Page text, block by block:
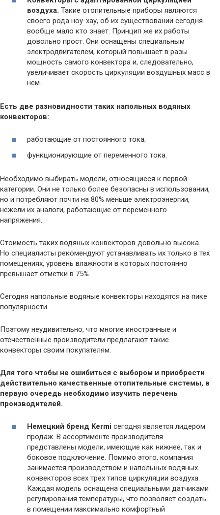
воздуха. Такие отопительные приборы являются
своего рода ноу-хау, об их существовании сегодня
вообще мало кто знает. Принцип же их работы
довольно прост. Они оснащены специальным
электродвигателем, который повышает в разы
мощность самого конвектора и, следовательно,
увеличивает скорость циркуляции воздушных масс в
нем.
Есть две разновидности таких напольных водяных
конвекторов:
работающие от постоянного тока;
функционирующие от переменного тока.
Необходимо выбирать модели, относящиеся к первой
категории. Они не только более безопасны в использовании,
но и потребляют почти на 80% меньше электроэнергии,
нежели их аналоги, работающие от переменного
напряжения.
Стоимость таких водяных конвекторов довольно высока.
Но специалисты рекомендуют устанавливать их только в тех
помещениях, уровень влажности в которых постоянно
превышает отметки в 75%.
Сегодня напольные водяные конвекторы находятся на пике
популярности.
Поэтому неудивительно, что многие иностранные и
отечественные производители предлагают такие
конвекторы своим покупателям.
Для того чтобы не ошибиться с выбором и приобрести
действительно качественные отопительные системы, в
первую очередь необходимо изучить перечень
производителей.
Немецкий бренд Kermi сегодня является лидером
продаж. В ассортименте производителя
представлены модели, имеющие как нижнее, так и
боковое подключение. Помимо этого, компания
занимается производством и напольных водяных
конвекторов всех трех типов циркуляции воздуха.
Каждая модель оснащена специальными датчиками
регулирования температуры, что позволяет создать
в помещении максимально комфортный